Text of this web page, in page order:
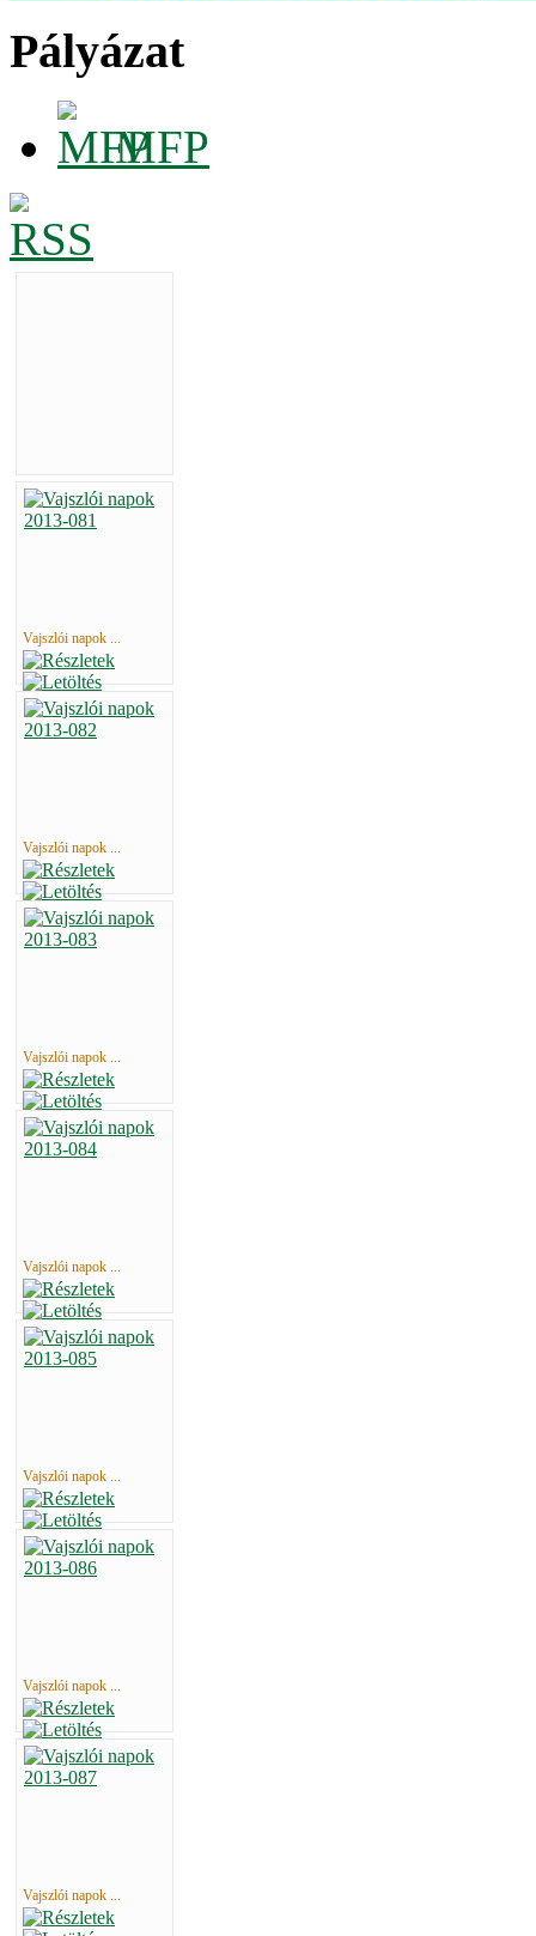
Pályázat
MFP
Vajszlói napok ...
Vajszlói napok ...
Vajszlói napok ...
Vajszlói napok ...
Vajszlói napok ...
Vajszlói napok ...
Vajszlói napok ...